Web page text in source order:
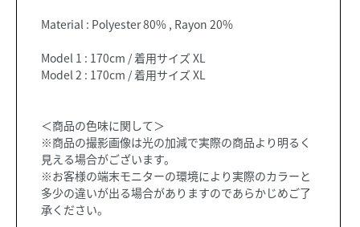
Material : Polyester 80% , Rayon 20%
Model 1 : 170cm / 着用サイズ XL
Model 2 : 170cm / 着用サイズ XL
＜商品の色味に関して＞
※商品の撮影画像は光の加減で実際の商品より明るく
見える場合がございます。
※お客様の端末モニターの環境により実際のカラーと
多少の違いが出る場合がありますのであらかじめご了
承ください。